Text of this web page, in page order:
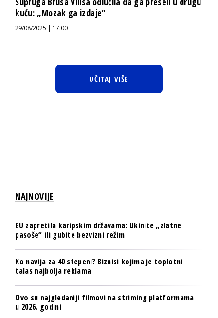
kuću: „Mozak ga izdaje“
29/08/2025 | 17:00
UČITAJ VIŠE
NAJNOVIJE
EU zapretila karipskim državama: Ukinite „zlatne
pasoše“ ili gubite bezvizni režim
Ko navija za 40 stepeni? Biznisi kojima je toplotni
talas najbolja reklama
Ovo su najgledaniji filmovi na striming platformama
u 2026. godini